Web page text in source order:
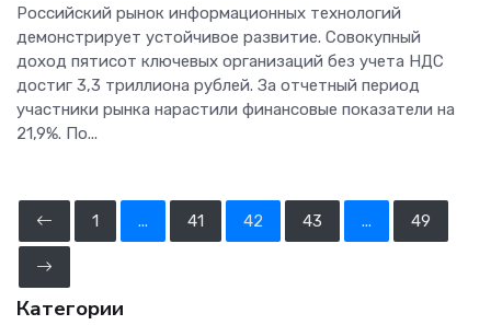
Российский рынок информационных технологий
демонстрирует устойчивое развитие. Совокупный
доход пятисот ключевых организаций без учета НДС
достиг 3,3 триллиона рублей. За отчетный период
участники рынка нарастили финансовые показатели на
21,9%. По...
1 ... 41 42 43 ... 49
Категории